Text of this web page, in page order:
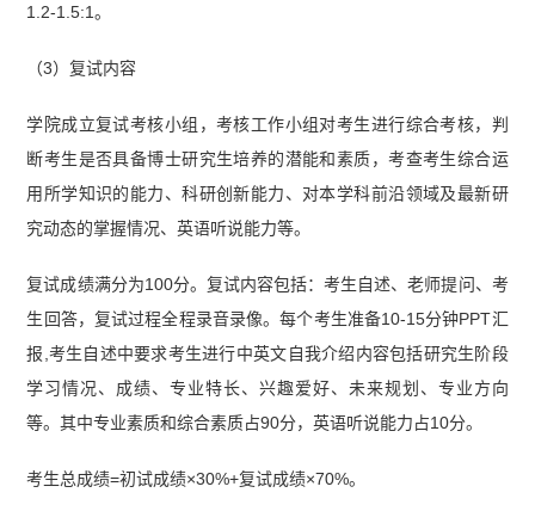
1.2-1.5:1。
（3）复试内容
学院成立复试考核小组，考核工作小组对考生进行综合考核，判
断考生是否具备博士研究生培养的潜能和素质，考查考生综合运
用所学知识的能力、科研创新能力、对本学科前沿领域及最新研
究动态的掌握情况、英语听说能力等。
复试成绩满分为100分。复试内容包括：考生自述、老师提问、考
生回答，复试过程全程录音录像。每个考生准备10-15分钟PPT汇
报,考生自述中要求考生进行中英文自我介绍内容包括研究生阶段
学习情况、成绩、专业特长、兴趣爱好、未来规划、专业方向
等。其中专业素质和综合素质占90分，英语听说能力占10分。
考生总成绩=初试成绩×30%+复试成绩×70%。